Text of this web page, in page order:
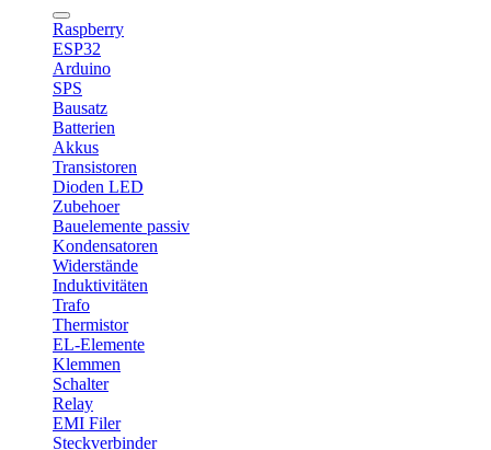
Raspberry
ESP32
Arduino
SPS
Bausatz
Batterien
Akkus
Transistoren
Dioden LED
Zubehoer
Bauelemente passiv
Kondensatoren
Widerstände
Induktivitäten
Trafo
Thermistor
EL-Elemente
Klemmen
Schalter
Relay
EMI Filer
Steckverbinder